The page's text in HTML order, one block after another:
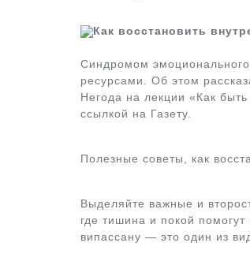
Как восстановить
Синдромом
ресурсами. Об этом
Негода на лекции «Как
ссылкой на Газету.
Полезные советы, как
Выделяйте важные и
где тишина и покой
випассану — это один из